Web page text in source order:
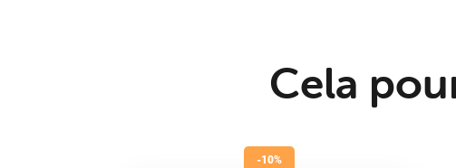
Cela
-10%